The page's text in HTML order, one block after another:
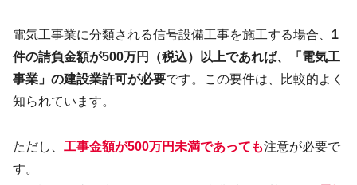
電気工事業に分類される信号設備工事を施工する場合、 1
件の請負金額が500万円（税込）以上であれば、「電気工
事業」の建設業許可が必要です。この要件は、比較的よく
知られています。
ただし、 工事金額が500万円未満であっても注意が必要で
す。